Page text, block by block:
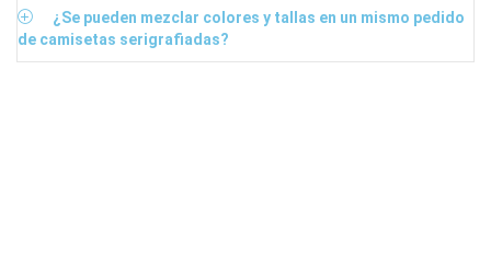
¿Se pueden mezclar colores y tallas en un mismo pedido
de camisetas serigrafiadas?